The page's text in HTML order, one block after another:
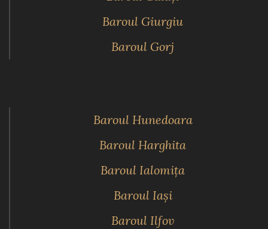
Baroul Giurgiu
Baroul Gorj
Baroul Hunedoara
Baroul Harghita
Baroul Ialomiţa
Baroul Iaşi
Baroul Ilfov